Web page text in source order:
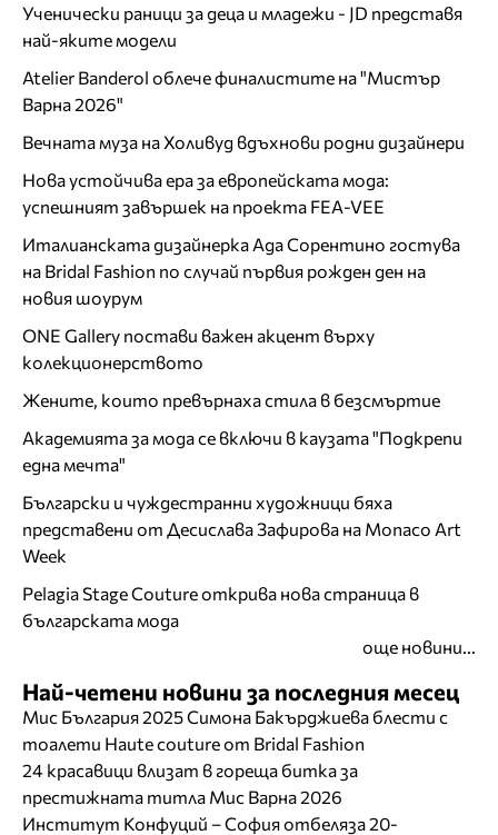
Ученически раници за деца и младежи - JD представя
най-яките модели
Atelier Banderol облече финалистите на "Мистър
Варна 2026"
Вечната муза на Холивуд вдъхнови родни дизайнери
Нова устойчива ера за европейската мода:
успешният завършек на проекта FEA-VEE
Италианската дизайнерка Ада Сорентино гостува
на Bridal Fashion по случай първия рожден ден на
новия шоурум
ONE Gallery постави важен акцент върху
колекционерството
Жените, които превърнаха стила в безсмъртие
Академията за мода се включи в каузата "Подкрепи
една мечта"
Български и чуждестранни художници бяха
представени от Десислава Зафирова на Monaco Art
Week
Pelagia Stage Couture открива нова страница в
българската мода
още новини...
Най-четени новини за последния месец
Мис България 2025 Симона Бакърджиева блести с
тоалети Haute couture от Bridal Fashion
24 красавици влизат в гореща битка за
престижната титла Мис Варна 2026
Институт Конфуций – София отбеляза 20-